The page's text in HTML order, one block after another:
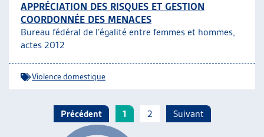
APPRÉCIATION DES RISQUES ET GESTION
COORDONNÉE DES MENACES
Bureau fédéral de l’égalité entre femmes et hommes,
actes 2012
Violence domestique
Précédent 1 2 Suivant